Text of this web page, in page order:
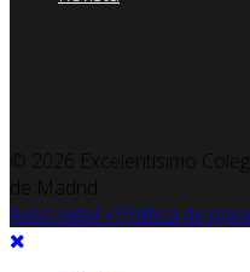
© 2026 Excelentísimo
de Madrid
Aviso legal y Política de